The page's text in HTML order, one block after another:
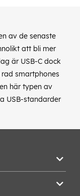
av de senaste
att bli mer
är USB-C dock
smartphones
här typen av
USB-standarder